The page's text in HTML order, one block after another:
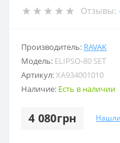
Отзывы:
Производитель: RAVAK
Модель: ELIPSO-80 SET
Артикул:XA934001010
Наличие: Есть в наличии
4 080грн